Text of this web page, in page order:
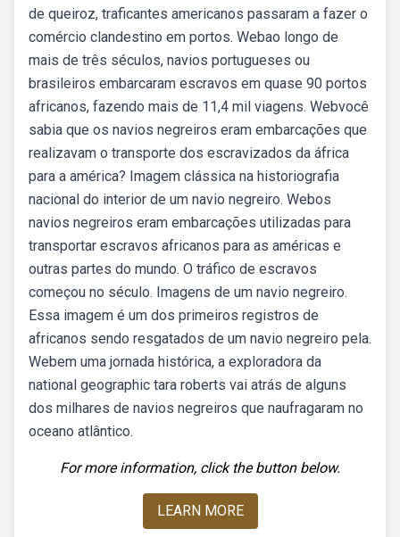
de queiroz, traficantes americanos passaram a fazer o
comércio clandestino em portos. Webao longo de
mais de três séculos, navios portugueses ou
brasileiros embarcaram escravos em quase 90 portos
africanos, fazendo mais de 11,4 mil viagens. Webvocê
sabia que os navios negreiros eram embarcações que
realizavam o transporte dos escravizados da áfrica
para a américa? Imagem clássica na historiografia
nacional do interior de um navio negreiro. Webos
navios negreiros eram embarcações utilizadas para
transportar escravos africanos para as américas e
outras partes do mundo. O tráfico de escravos
começou no século. Imagens de um navio negreiro.
Essa imagem é um dos primeiros registros de
africanos sendo resgatados de um navio negreiro pela.
Webem uma jornada histórica, a exploradora da
national geographic tara roberts vai atrás de alguns
dos milhares de navios negreiros que naufragaram no
oceano atlântico.
For more information, click the button below.
LEARN MORE